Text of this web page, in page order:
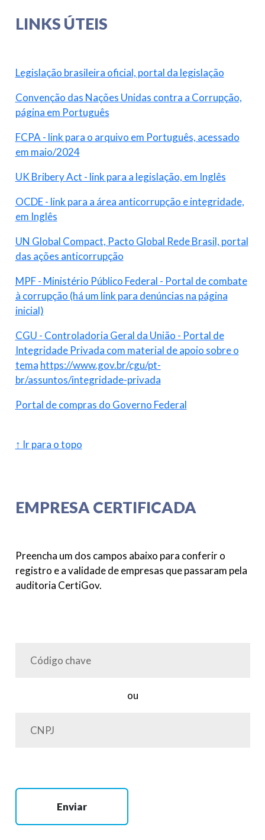
LINKS ÚTEIS
Legislação brasileira oficial, portal da legislação
Convenção das Nações Unidas contra a Corrupção,
página em Português
FCPA - link para o arquivo em Português, acessado
em maio/2024
UK Bribery Act - link para a legislação, em Inglês
OCDE - link para a área anticorrupção e integridade,
em Inglês
UN Global Compact, Pacto Global Rede Brasil, portal
das ações anticorrupção
MPF - Ministério Público Federal - Portal de combate
à corrupção (há um link para denúncias na página
inicial)
CGU - Controladoria Geral da União - Portal de
Integridade Privada com material de apoio sobre o
tema https://www.gov.br/cgu/pt-
br/assuntos/integridade-privada
Portal de compras do Governo Federal
↑ Ir para o topo
EMPRESA CERTIFICADA
Preencha um dos campos abaixo para conferir o
registro e a validade de empresas que passaram pela
auditoria CertiGov.
ou
Enviar